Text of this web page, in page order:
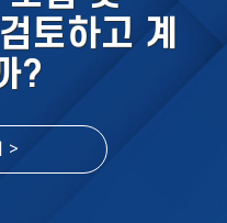
토하고 계
?
>